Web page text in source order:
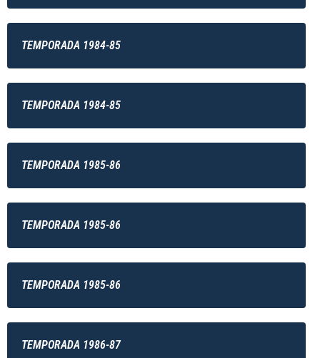
TEMPORADA 1984-85
TEMPORADA 1984-85
TEMPORADA 1985-86
TEMPORADA 1985-86
TEMPORADA 1985-86
TEMPORADA 1986-87